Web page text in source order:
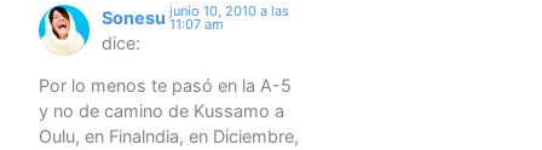
Sonesu
dice:
junio 10, 2010 a las
11:07 am
Por lo menos te pasó en la A-5
y no de camino de Kussamo a
Oulu, en Finalndia, en Diciembre,